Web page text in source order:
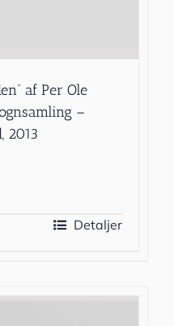
af Per Ole
–
2013
Detaljer